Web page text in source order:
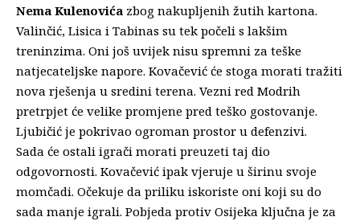
Nema Kulenovića zbog nakupljenih žutih kartona.
Valinčić, Lisica i Tabinas su tek počeli s lakšim
treninzima. Oni još uvijek nisu spremni za teške
natjecateljske napore. Kovačević će stoga morati tražiti
nova rješenja u sredini terena. Vezni red Modrih
pretrpjet će velike promjene pred teško gostovanje.
Ljubičić je pokrivao ogroman prostor u defenzivi.
Sada će ostali igrači morati preuzeti taj dio
odgovornosti. Kovačević ipak vjeruje u širinu svoje
momčadi. Očekuje da priliku iskoriste oni koji su do
sada manje igrali. Pobjeda protiv Osijeka ključna je za